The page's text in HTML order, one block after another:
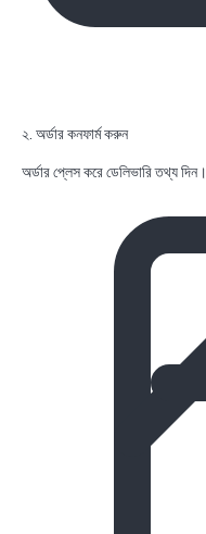
২. অর্ডার কনফার্ম করুন
অর্ডার প্লেস করে ডেলিভারি তথ্য দিন।